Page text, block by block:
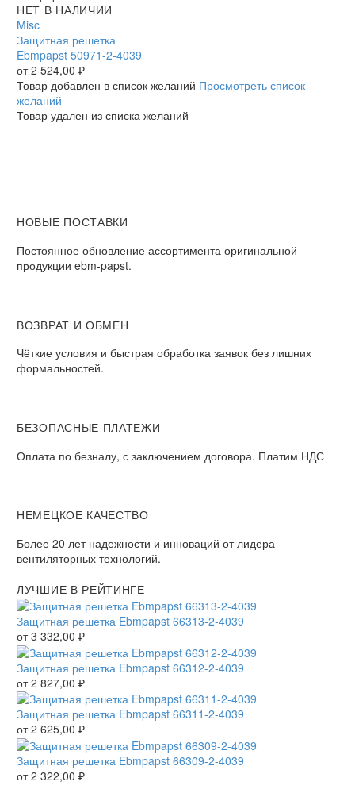
Защитная
решетка
Ebmpapst
50971-
2-
4039
НЕТ В НАЛИЧИИ
Misc
Защитная решетка
Ebmpapst 50971-2-4039
от2 524,00 ₽
Товар добавлен в список желаний Просмотреть список
желаний
Товар удален из списка желаний
НОВЫЕ ПОСТАВКИ
Постоянное обновление ассортимента оригинальной
продукции ebm-papst.
ВОЗВРАТ И ОБМЕН
Чёткие условия и быстрая обработка заявок без лишних
формальностей.
БЕЗОПАСНЫЕ ПЛАТЕЖИ
Оплата по безналу, с заключением договора. Платим НДС
НЕМЕЦКОЕ КАЧЕСТВО
Более 20 лет надежности и инноваций от лидера
вентиляторных технологий.
ЛУЧШИЕ В РЕЙТИНГЕ
Защитная решетка Ebmpapst 66313-2-4039
от3 332,00 ₽
Защитная решетка Ebmpapst 66312-2-4039
от2 827,00 ₽
Защитная решетка Ebmpapst 66311-2-4039
от2 625,00 ₽
Защитная решетка Ebmpapst 66309-2-4039
от2 322,00 ₽